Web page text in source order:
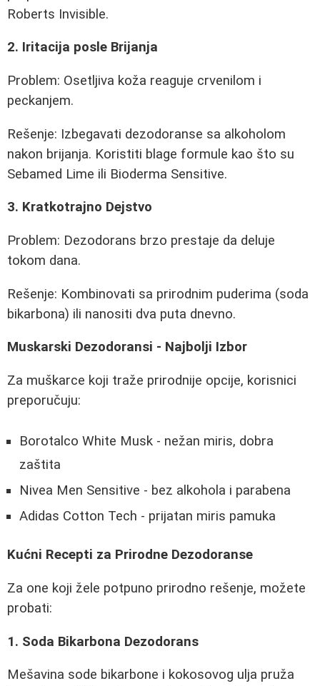
Roberts Invisible.
2. Iritacija posle Brijanja
Problem: Osetljiva koža reaguje crvenilom i
peckanjem.
Rešenje: Izbegavati dezodoranse sa alkoholom
nakon brijanja. Koristiti blage formule kao što su
Sebamed Lime ili Bioderma Sensitive.
3. Kratkotrajno Dejstvo
Problem: Dezodorans brzo prestaje da deluje
tokom dana.
Rešenje: Kombinovati sa prirodnim puderima (soda
bikarbona) ili nanositi dva puta dnevno.
Muskarski Dezodoransi - Najbolji Izbor
Za muškarce koji traže prirodnije opcije, korisnici
preporučuju:
Borotalco White Musk - nežan miris, dobra
zaštita
Nivea Men Sensitive - bez alkohola i parabena
Adidas Cotton Tech - prijatan miris pamuka
Kućni Recepti za Prirodne Dezodoranse
Za one koji žele potpuno prirodno rešenje, možete
probati:
1. Soda Bikarbona Dezodorans
Mešavina sode bikarbone i kokosovog ulja pruža